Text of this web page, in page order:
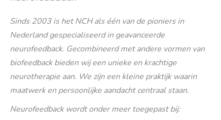
Sinds 2003 is het NCH als één van de pioniers in
Nederland gespecialiseerd in geavanceerde
neurofeedback. Gecombineerd met andere vormen van
biofeedback bieden wij een unieke en krachtige
neurotherapie aan. We zijn een kleine praktijk waarin
maatwerk en persoonlijke aandacht centraal staan.
Neurofeedback wordt onder meer toegepast bij: